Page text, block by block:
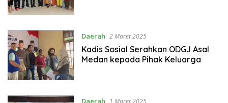
Daerah 2 Maret 2025
Kadis Sosial Serahkan ODGJ Asal
Medan kepada Pihak Keluarga
Daerah